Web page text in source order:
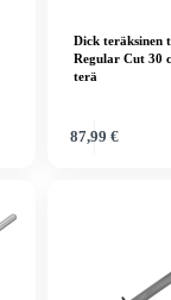
Dick teräksinen
Regular Cut 30
terä
87,99 €